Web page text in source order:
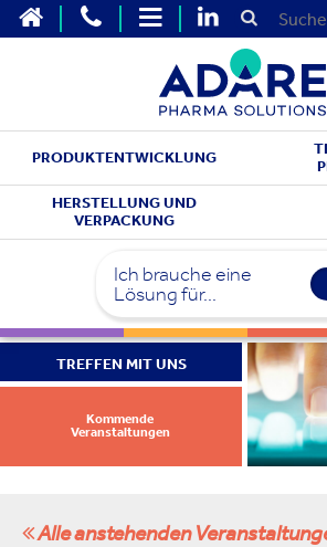
PRODUKTENTWICKLUNG
HERSTELLUNG UND
VERPACKUNG
Ich brauche eine
Lösung für...
TREFFEN MIT UNS
Kommende
Veranstaltungen
Alle anstehenden